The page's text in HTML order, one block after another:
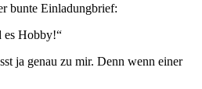
bunte Einladungbrief:
es Hobby!“
ja genau zu mir. Denn wenn einer